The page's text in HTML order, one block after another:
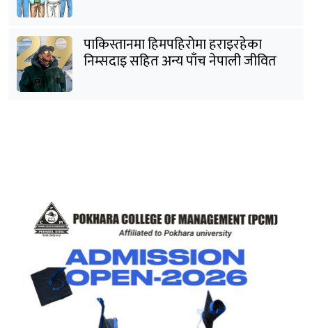
पाकिस्तानमा हिमपहिरोमा हराइरहेका
निम्सदाइ सहित अन्य पाँच नेपाली जीवित